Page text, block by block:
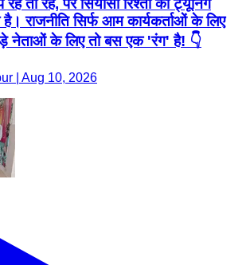
तो रहे, पर सियासी रिश्तों की ट्यूनिंग
है। राजनीति सिर्फ आम कार्यकर्ताओं के लिए
नेताओं के लिए तो बस एक 'रंग' है! 👇
| Aug 10, 2026